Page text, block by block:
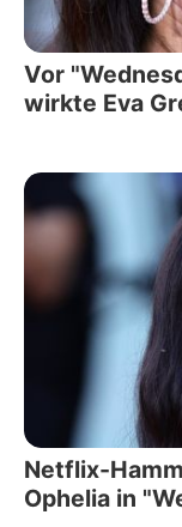
Vor
wirkte Eva
Netflix-
Ophelia in